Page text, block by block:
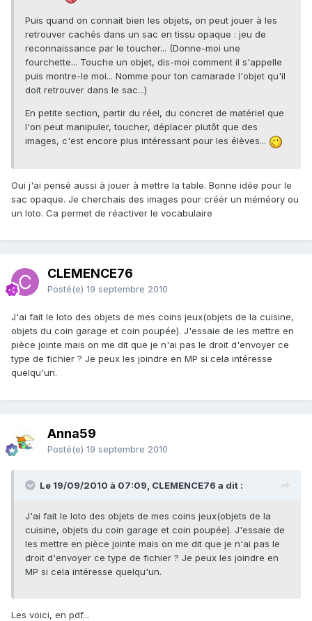
Puis quand on connait bien les objets, on peut jouer à les
retrouver cachés dans un sac en tissu opaque : jeu de
reconnaissance par le toucher... (Donne-moi une
fourchette... Touche un objet, dis-moi comment il s'appelle
puis montre-le moi... Nomme pour ton camarade l'objet qu'il
doit retrouver dans le sac...)
En petite section, partir du réel, du concret de matériel que
l'on peut manipuler, toucher, déplacer plutôt que des
images, c'est encore plus intéressant pour les élèves...
Oui j'ai pensé aussi à jouer à mettre la table. Bonne idée pour le
sac opaque. Je cherchais des images pour créér un méméory ou
un loto. Ca permet de réactiver le vocabulaire
CLEMENCE76
Posté(e) 19 septembre 2010
J'ai fait le loto des objets de mes coins jeux(objets de la cuisine,
objets du coin garage et coin poupée). J'essaie de les mettre en
pièce jointe mais on me dit que je n'ai pas le droit d'envoyer ce
type de fichier ? Je peux les joindre en MP si cela intéresse
quelqu'un.
Anna59
Posté(e) 19 septembre 2010
Le 19/09/2010 à 07:09, CLEMENCE76 a dit :
J'ai fait le loto des objets de mes coins jeux(objets de la
cuisine, objets du coin garage et coin poupée). J'essaie de
les mettre en pièce jointe mais on me dit que je n'ai pas le
droit d'envoyer ce type de fichier ? Je peux les joindre en
MP si cela intéresse quelqu'un.
Les voici, en pdf...